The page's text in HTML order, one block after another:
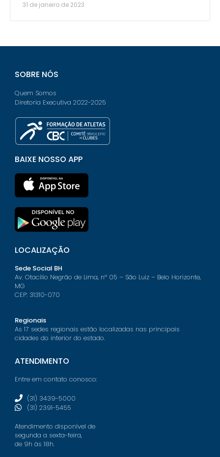
31 de janeiro de 2023
SOBRE NÓS
Quem Somos
Diretoria Executiva 2022-2025
BAIXE NOSSO APP
LOCALIZAÇÃO
Sede Social BH
Av. Otacílio Negrão de Lima, nº 05 – São Luiz – Belo Horizonte,
MG
CEP: 31310-070
Regionais
As 17 sedes regionais estão localizadas nas principais
cidades do interior do estado.
ATENDIMENTO
Entre em contato conosco:
(31) 3439-5000
(31) 2391-5455
Atendimento disponível de
segunda a sexta-feira,
de 9h às 18h.